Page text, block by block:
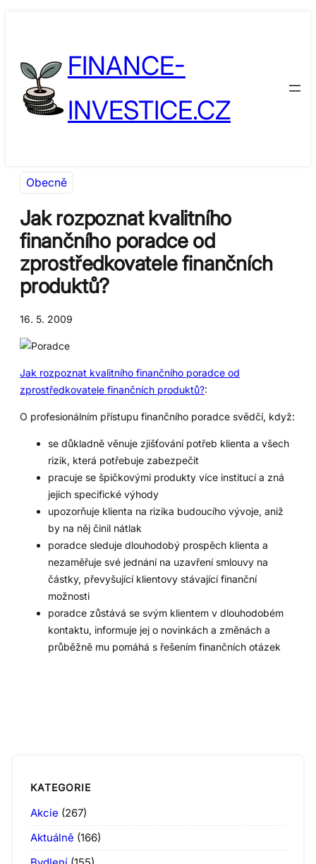
FINANCE-
INVESTICE.CZ
Obecně
Jak rozpoznat kvalitního
finančního poradce od
zprostředkovatele finančních
produktů?
16. 5. 2009
Jak rozpoznat kvalitního finančního poradce od
zprostředkovatele finančních produktů?:
O profesionálním přístupu finančního poradce svědčí, když:
se důkladně věnuje zjišťování potřeb klienta a všech
rizik, která potřebuje zabezpečit
pracuje se špičkovými produkty více institucí a zná
jejich specifické výhody
upozorňuje klienta na rizika budoucího vývoje, aniž
by na něj činil nátlak
poradce sleduje dlouhodobý prospěch klienta a
nezaměřuje své jednání na uzavření smlouvy na
částky, převyšující klientovy stávající finanční
možnosti
poradce zůstává se svým klientem v dlouhodobém
kontaktu, informuje jej o novinkách a změnách a
průběžně mu pomáhá s řešením finančních otázek
KATEGORIE
Akcie (267)
Aktuálně (166)